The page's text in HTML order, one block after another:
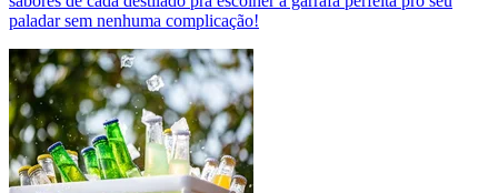
paladar sem nenhuma complicação!